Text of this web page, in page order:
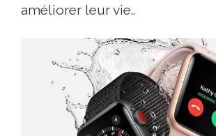
améliorer leur vie..